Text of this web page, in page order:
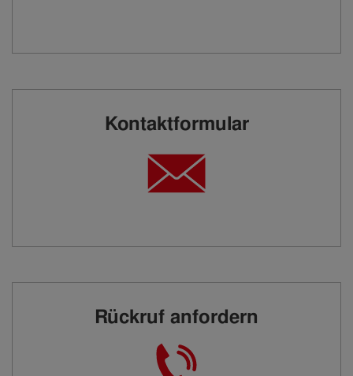
Kontaktformular
Rückruf anfordern